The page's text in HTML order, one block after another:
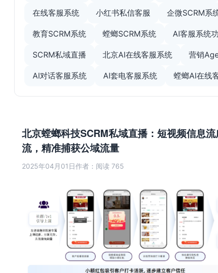
北京螳螂科技SCRM私域直播：短视频信息
流，精准捕获公域流量
2025年04月01日作者： 阅读 765
在线客服系统 小红书私信客服 企微SCRM系
教育SCRM系统 螳螂SCRM系统 AI客服系统
SCRM私域直播 北京AI在线客服系统 营销
AI对话客服系统 AI套电客服系统 螳螂AI在线